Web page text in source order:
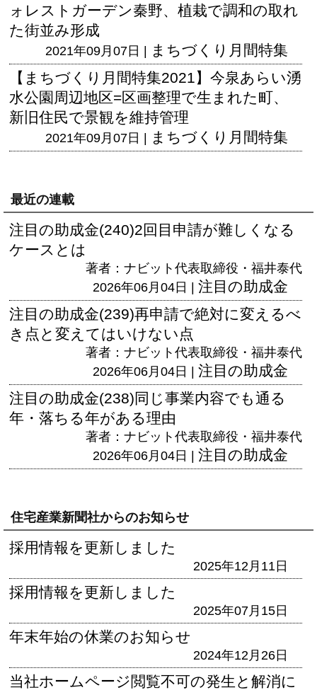
ォレストガーデン秦野、植栽で調和の取れ
た街並み形成
2021年09月07日 | まちづくり月間特集
【まちづくり月間特集2021】今泉あらい湧
水公園周辺地区=区画整理で生まれた町、
新旧住民で景観を維持管理
2021年09月07日 | まちづくり月間特集
最近の連載
注目の助成金(240)2回目申請が難しくなる
ケースとは
著者：ナビット代表取締役・福井泰代
2026年06月04日 | 注目の助成金
注目の助成金(239)再申請で絶対に変えるべ
き点と変えてはいけない点
著者：ナビット代表取締役・福井泰代
2026年06月04日 | 注目の助成金
注目の助成金(238)同じ事業内容でも通る
年・落ちる年がある理由
著者：ナビット代表取締役・福井泰代
2026年06月04日 | 注目の助成金
住宅産業新聞社からのお知らせ
採用情報を更新しました
2025年12月11日
採用情報を更新しました
2025年07月15日
年末年始の休業のお知らせ
2024年12月26日
当社ホームページ閲覧不可の発生と解消に